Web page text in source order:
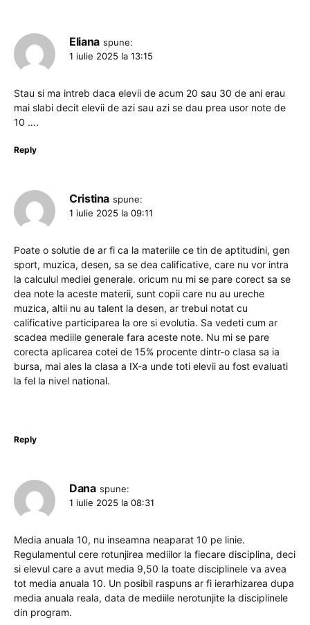
Eliana spune:
1 iulie 2025 la 13:15
Stau si ma intreb daca elevii de acum 20 sau 30 de ani erau
mai slabi decit elevii de azi sau azi se dau prea usor note de
10 ….
Reply
Cristina spune:
1 iulie 2025 la 09:11
Poate o solutie de ar fi ca la materiile ce tin de aptitudini, gen
sport, muzica, desen, sa se dea calificative, care nu vor intra
la calculul mediei generale. oricum nu mi se pare corect sa se
dea note la aceste materii, sunt copii care nu au ureche
muzica, altii nu au talent la desen, ar trebui notat cu
calificative participarea la ore si evolutia. Sa vedeti cum ar
scadea mediile generale fara aceste note. Nu mi se pare
corecta aplicarea cotei de 15% procente dintr-o clasa sa ia
bursa, mai ales la clasa a IX-a unde toti elevii au fost evaluati
la fel la nivel national.
Reply
Dana spune:
1 iulie 2025 la 08:31
Media anuala 10, nu inseamna neaparat 10 pe linie.
Regulamentul cere rotunjirea mediilor la fiecare disciplina, deci
si elevul care a avut media 9,50 la toate disciplinele va avea
tot media anuala 10. Un posibil raspuns ar fi ierarhizarea dupa
media anuala reala, data de mediile nerotunjite la disciplinele
din program.